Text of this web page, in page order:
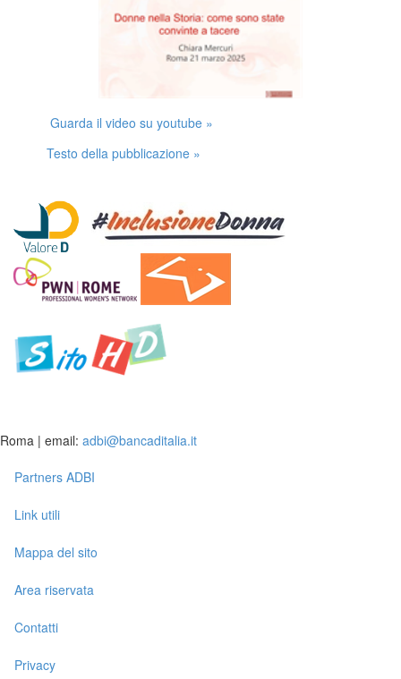
Guarda il video su youtube »
Testo della pubblicazione »
Roma | email: adbi@bancaditalia.it
Partners ADBI
Link utili
Mappa del sito
Area riservata
Contatti
Privacy